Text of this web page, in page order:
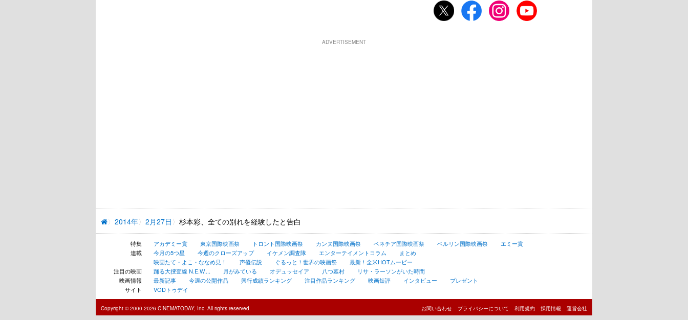
ADVERTISEMENT
2014年 2月27日 杉本彩、全ての別れを経験したと告白
特集 アカデミー賞 東京国際映画祭 トロント国際映画祭 カンヌ国際映画祭 ベネチア国際映画祭 ベルリン国際映画祭
エミー賞
連載
今月の5つ星 今週のクローズアップ イケメン調査隊 エンターテイメントコラム
まとめ
映画たて・よこ・ななめ見！
声優伝説 ぐるっと！世界の映画祭
最新！全米HOTムービー
注目の映画
踊る大捜査線 N.E.W.... 月がみている オデュッセイア 八つ墓村
リサ・ラーソンがいた時間
映画情報
最新記事 今週の公開作品 興行成績ランキング 注目作品ランキング 映画短評 インタビュー
プレゼント
サイト
VODトゥデイ
Copyright © 2000-2026 CINEMATODAY, Inc. All rights reserved. お問い合わせ プライバシーについて 利用規約 採用情報 運営会社